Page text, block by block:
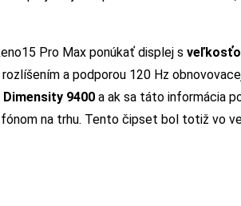
Pro Max ponúkať displej s
a podporou 120 Hz
Dimensity 9400 a ak sa táto informácia
na trhu. Tento čipset bol totiž vo